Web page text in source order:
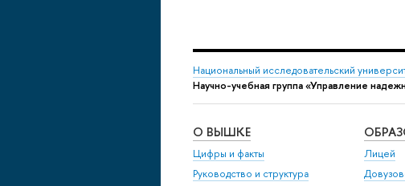
Национальный исследовательский
Научно-учебная группа «Управление
О ВЫШКЕ
Цифры и факты
Руководство и структура
Лицей